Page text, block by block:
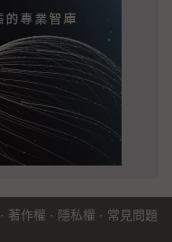
· 著作權 · 隱私權 · 常見問題